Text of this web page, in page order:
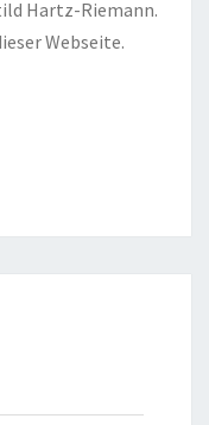
Hartz-Riemann.
Webseite.